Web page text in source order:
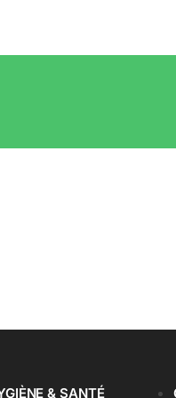
& SANTÉ